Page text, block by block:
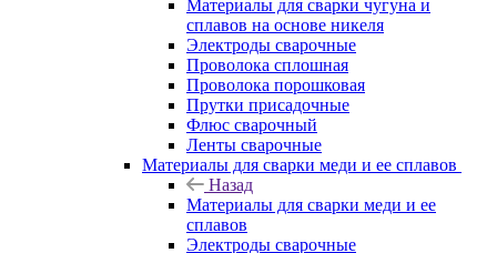
Материалы для сварки чугуна и
сплавов на основе никеля
Электроды сварочные
Проволока сплошная
Проволока порошковая
Прутки присадочные
Флюс сварочный
Ленты сварочные
Материалы для сварки меди и ее сплавов
Назад
Материалы для сварки меди и ее
сплавов
Электроды сварочные